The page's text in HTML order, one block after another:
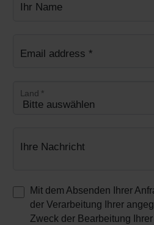
Ihr Name
Email address *
Land *
Ihre Nachricht
Mit dem Absenden Ihrer
der Verarbeitung Ihrer
Zweck der Bearbeitung